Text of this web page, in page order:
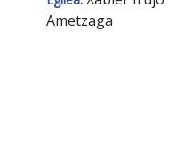
Ametzaga